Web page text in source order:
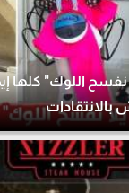
ياسمين يسري:
بالانتقادات